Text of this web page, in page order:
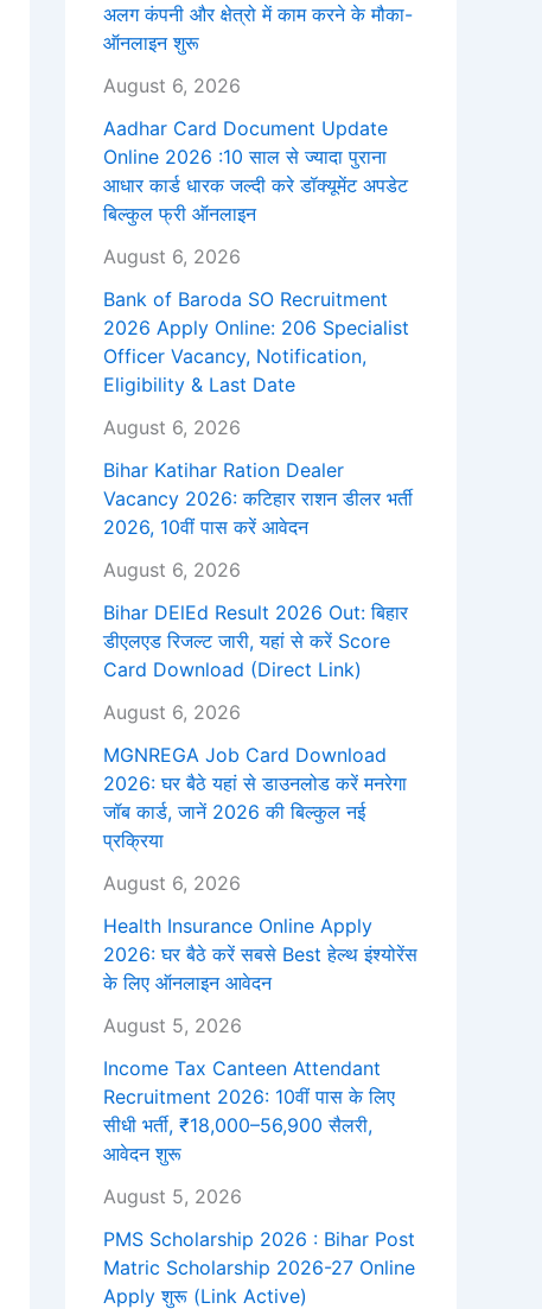
अलग कंपनी और क्षेत्रो में काम करने के मौका-
ऑनलाइन शुरू
August 6, 2026
Aadhar Card Document Update
Online 2026 :10 साल से ज्यादा पुराना
आधार कार्ड धारक जल्दी करे डॉक्यूमेंट अपडेट
बिल्कुल फ्री ऑनलाइन
August 6, 2026
Bank of Baroda SO Recruitment
2026 Apply Online: 206 Specialist
Officer Vacancy, Notification,
Eligibility & Last Date
August 6, 2026
Bihar Katihar Ration Dealer
Vacancy 2026: कटिहार राशन डीलर भर्ती
2026, 10वीं पास करें आवेदन
August 6, 2026
Bihar DElEd Result 2026 Out: बिहार
डीएलएड रिजल्ट जारी, यहां से करें Score
Card Download (Direct Link)
August 6, 2026
MGNREGA Job Card Download
2026: घर बैठे यहां से डाउनलोड करें मनरेगा
जॉब कार्ड, जानें 2026 की बिल्कुल नई
प्रक्रिया
August 6, 2026
Health Insurance Online Apply
2026: घर बैठे करें सबसे Best हेल्थ इंश्योरेंस
के लिए ऑनलाइन आवेदन
August 5, 2026
Income Tax Canteen Attendant
Recruitment 2026: 10वीं पास के लिए
सीधी भर्ती, ₹18,000–56,900 सैलरी,
आवेदन शुरू
August 5, 2026
PMS Scholarship 2026 : Bihar Post
Matric Scholarship 2026-27 Online
Apply शुरू (Link Active)